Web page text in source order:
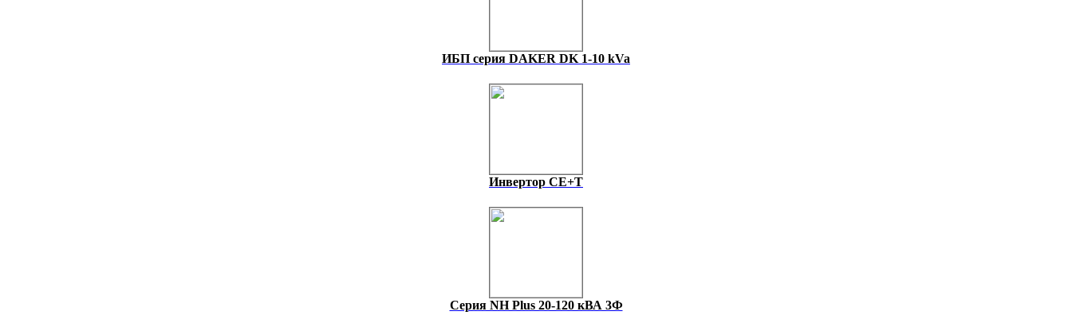
ИБП серия DAKER DK 1-10 kVa
Инвертор CE+T
Серия NH Plus 20-120 кВА 3Ф